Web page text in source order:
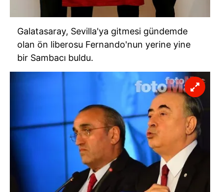
Galatasaray, Sevilla'ya gitmesi gündemde
olan ön liberosu Fernando'nun yerine yine
bir Sambacı buldu.